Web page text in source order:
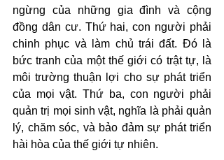
ngừng của những gia đình và cộng
đồng dân cư. Thứ hai, con người phải
chinh phục và làm chủ trái đất. Đó là
bức tranh của một thế giới có trật tự, là
môi trường thuận lợi cho sự phát triển
của mọi vật. Thứ ba, con người phải
quản trị mọi sinh vật, nghĩa là phải quản
lý, chăm sóc, và bảo đảm sự phát triển
hài hòa của thế giới tự nhiên.